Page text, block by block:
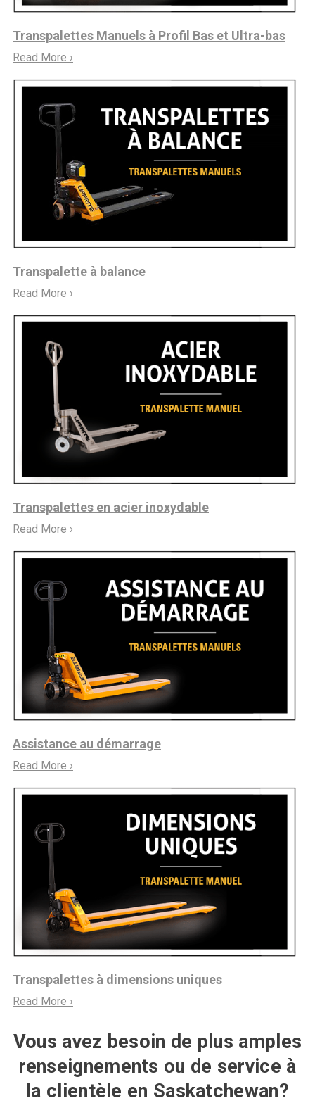
Transpalettes Manuels à Profil Bas et Ultra-bas
Read More ›
Transpalette à balance
Read More ›
Transpalettes en acier inoxydable
Read More ›
Assistance au démarrage
Read More ›
Transpalettes à dimensions uniques
Read More ›
Vous avez besoin de plus amples
renseignements ou de service à
la clientèle en Saskatchewan?